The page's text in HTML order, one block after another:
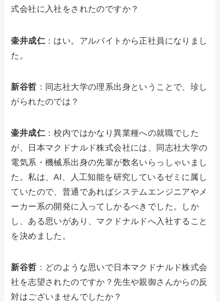
式会社に入社をされたのですか？
壷井成仁 ：はい。アルバイトから正社員になりまし
た。
新谷哲 ：同志社大学の理系出身ということで、珍し
がられたのでは？
壷井成仁 ：校内ではかなり異業種への就職でした
が、日本マクドナルド株式会社には、同志社大学の
電気系・機械系出身の先輩が数名いらっしゃいまし
た。私は、AI、人工知能を研究しているゼミに属し
ていたので、普通であればシステムエンジニアやメ
ーカー系の開発に入ってしかるべきでした。しか
し、ある思いがあり、マクドナルドへ入社すること
を決めました。
新谷哲 ：どのような思いで日本マクドナルド株式会
社を志望されたのですか？先生や親御さんからの反
対はございませんでしたか？